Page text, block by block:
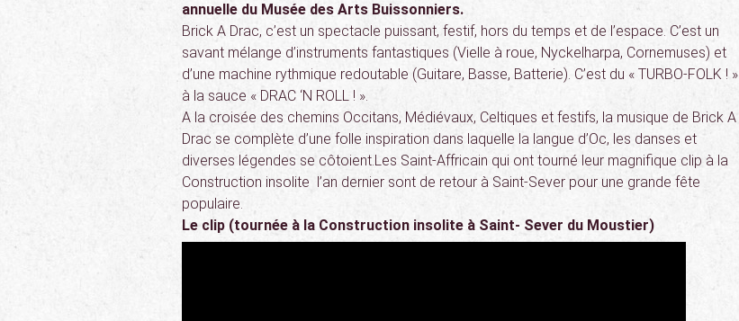
annuelle du Musée des Arts Buissonniers.
Brick A Drac, c’est un spectacle puissant, festif, hors du temps et de l’espace. C’est un
savant mélange d’instruments fantastiques (Vielle à roue, Nyckelharpa, Cornemuses) et
d’une machine rythmique redoutable (Guitare, Basse, Batterie). C’est du « TURBO-FOLK ! »
à la sauce « DRAC ‘N ROLL ! ».
A la croisée des chemins Occitans, Médiévaux, Celtiques et festifs, la musique de Brick A
Drac se complète d’une folle inspiration dans laquelle la langue d’Oc, les danses et
diverses légendes se côtoient.Les Saint-Affricain qui ont tourné leur magnifique clip à la
Construction insolite l’an dernier sont de retour à Saint-Sever pour une grande fête
populaire.
Le clip (tournée à la Construction insolite à Saint- Sever du Moustier)